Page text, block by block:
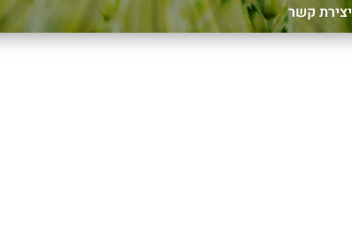
יצירת קשר